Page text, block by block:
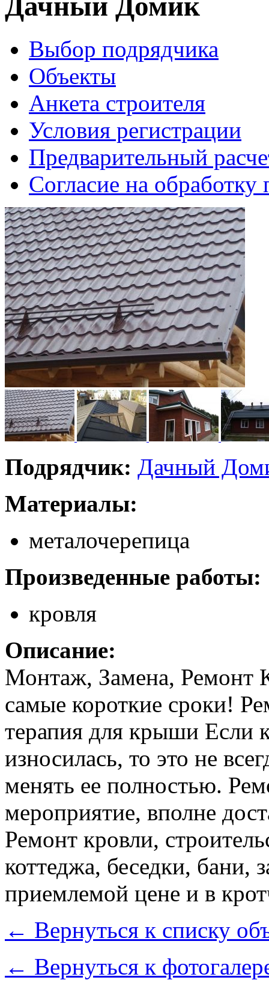
Дачный Домик
Выбор подрядчика
Объекты
Анкета строителя
Условия регистрации
Предварительный
Согласие на
Подрядчик: Дачный
Материалы:
металочерепица
Произведенные работы:
кровля
Описание:
Монтаж, Замена, Ремонт
самые короткие сроки!
терапия для крыши Если
износилась, то это не
менять ее полностью.
мероприятие, вполне
Ремонт кровли,
коттеджа, беседки,
приемлемой цене и в
← Вернуться к списку
← Вернуться к